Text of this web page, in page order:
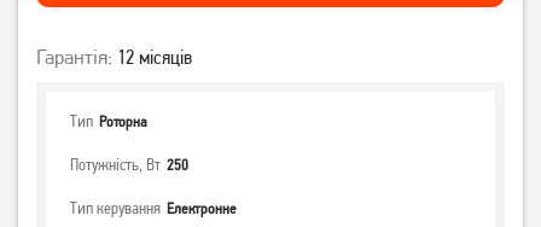
Гарантія: 12 місяців
Тип Роторна
Потужність, Вт 250
Тип керування Електронне